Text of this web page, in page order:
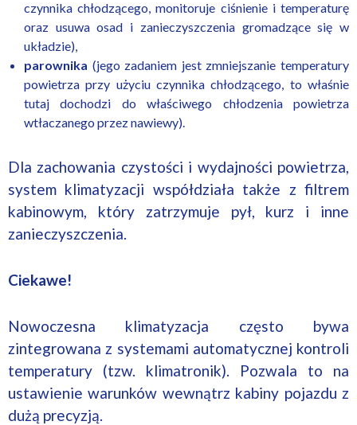
czynnika chłodzącego, monitoruje ciśnienie i temperaturę
oraz usuwa osad i zanieczyszczenia gromadzące się w
układzie),
parownika (jego zadaniem jest zmniejszanie temperatury
powietrza przy użyciu czynnika chłodzącego, to właśnie
tutaj dochodzi do właściwego chłodzenia powietrza
wtłaczanego przez nawiewy).
Dla zachowania czystości i wydajności powietrza,
system klimatyzacji współdziała także z filtrem
kabinowym, który zatrzymuje pył, kurz i inne
zanieczyszczenia.
Ciekawe!
Nowoczesna klimatyzacja często bywa
zintegrowana z systemami automatycznej kontroli
temperatury (tzw. klimatronik). Pozwala to na
ustawienie warunków wewnątrz kabiny pojazdu z
dużą precyzją.